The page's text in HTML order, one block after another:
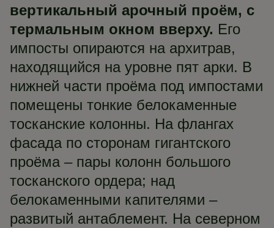
вертикальный арочный проём, с
термальным окном вверху. Его
импосты опираются на архитрав,
находящийся на уровне пят арки. В
нижней части проёма под импостами
помещены тонкие белокаменные
тосканские колонны. На флангах
фасада по сторонам гигантского
проёма – пары колонн большого
тосканского ордера; над
белокаменными капителями –
развитый антаблемент. На северном